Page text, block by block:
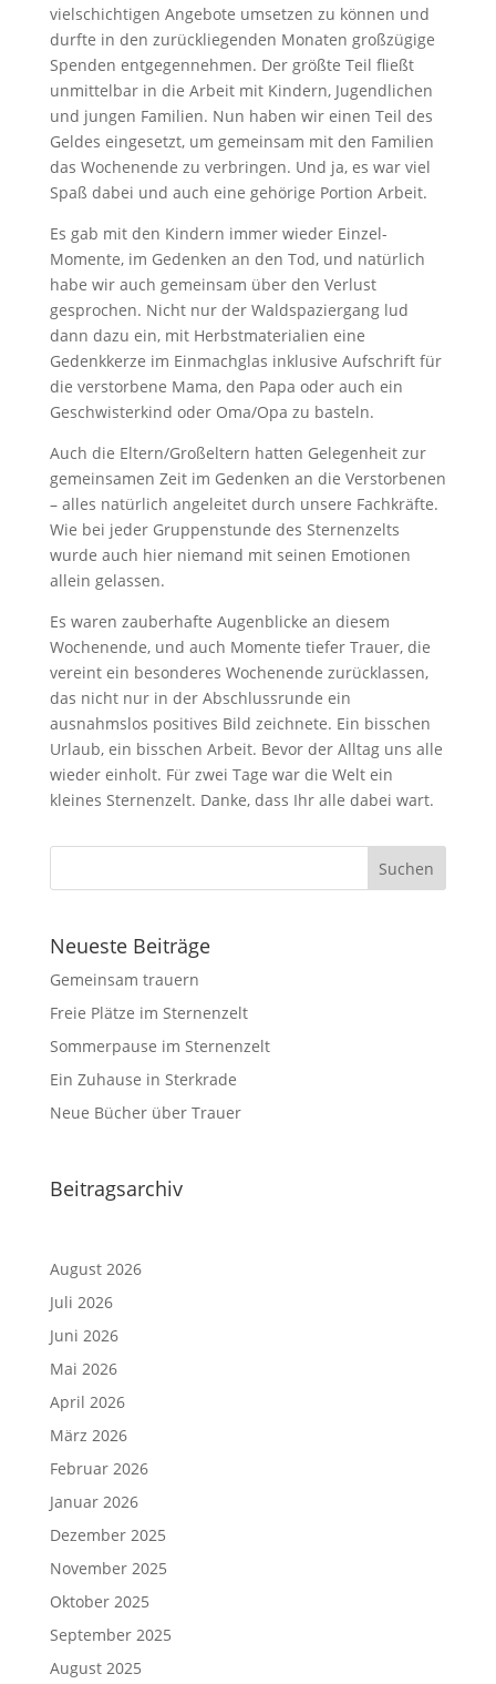
vielschichtigen Angebote umsetzen zu können und
durfte in den zurückliegenden Monaten großzügige
Spenden entgegennehmen. Der größte Teil fließt
unmittelbar in die Arbeit mit Kindern, Jugendlichen
und jungen Familien. Nun haben wir einen Teil des
Geldes eingesetzt, um gemeinsam mit den Familien
das Wochenende zu verbringen. Und ja, es war viel
Spaß dabei und auch eine gehörige Portion Arbeit.
Es gab mit den Kindern immer wieder Einzel-
Momente, im Gedenken an den Tod, und natürlich
habe wir auch gemeinsam über den Verlust
gesprochen. Nicht nur der Waldspaziergang lud
dann dazu ein, mit Herbstmaterialien eine
Gedenkkerze im Einmachglas inklusive Aufschrift für
die verstorbene Mama, den Papa oder auch ein
Geschwisterkind oder Oma/Opa zu basteln.
Auch die Eltern/Großeltern hatten Gelegenheit zur
gemeinsamen Zeit im Gedenken an die Verstorbenen
– alles natürlich angeleitet durch unsere Fachkräfte.
Wie bei jeder Gruppenstunde des Sternenzelts
wurde auch hier niemand mit seinen Emotionen
allein gelassen.
Es waren zauberhafte Augenblicke an diesem
Wochenende, und auch Momente tiefer Trauer, die
vereint ein besonderes Wochenende zurücklassen,
das nicht nur in der Abschlussrunde ein
ausnahmslos positives Bild zeichnete. Ein bisschen
Urlaub, ein bisschen Arbeit. Bevor der Alltag uns alle
wieder einholt. Für zwei Tage war die Welt ein
kleines Sternenzelt. Danke, dass Ihr alle dabei wart.
Neueste Beiträge
Gemeinsam trauern
Freie Plätze im Sternenzelt
Sommerpause im Sternenzelt
Ein Zuhause in Sterkrade
Neue Bücher über Trauer
Beitragsarchiv
August 2026
Juli 2026
Juni 2026
Mai 2026
April 2026
März 2026
Februar 2026
Januar 2026
Dezember 2025
November 2025
Oktober 2025
September 2025
August 2025